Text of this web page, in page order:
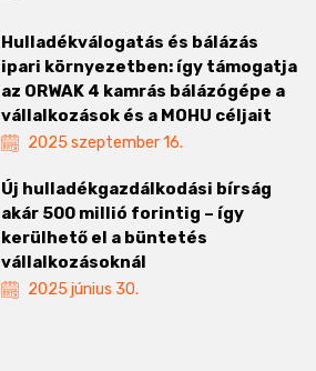
Hulladékválogatás és bálázás
ipari környezetben: így támogatja
az ORWAK 4 kamrás bálázógépe a
vállalkozások és a MOHU céljait
2025 szeptember 16.
Új hulladékgazdálkodási bírság
akár 500 millió forintig – így
kerülhető el a büntetés
vállalkozásoknál
2025 június 30.